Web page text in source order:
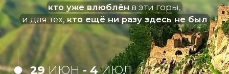
21-26СЕНТЯБРЯ
27 ИЮЛ - 1АВГ
29ИЮН- 4ИЮЛ